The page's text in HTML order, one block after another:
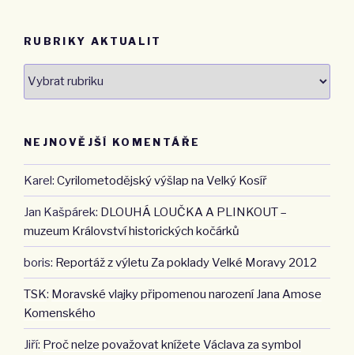
RUBRIKY AKTUALIT
Rubriky
NEJNOVĚJŠÍ KOMENTÁŘE
Karel: Cyrilometodějský výšlap na Velký Kosíř
Jan Kašpárek: DLOUHÁ LOUČKA A PLINKOUT –
muzeum Království historických kočárků
boris: Reportáž z výletu Za poklady Velké Moravy 2012
TSK: Moravské vlajky připomenou narození Jana Amose
Komenského
Jiří: Proč nelze považovat knížete Václava za symbol